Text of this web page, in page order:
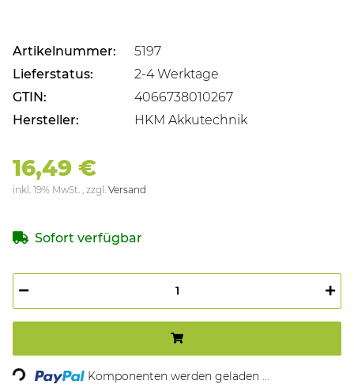
Artikelnummer:
5197
Lieferstatus:
2-4 Werktage
GTIN:
4066738010267
Hersteller:
HKM Akkutechnik
16,49 €
inkl. 19% MwSt. , zzgl. Versand
Sofort verfügbar
Loading... Komponenten werden geladen ...